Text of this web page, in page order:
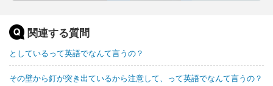
関連する質問
としているって英語でなんて言うの？
その壁から釘が突き出ているから注意して、って英語でなんて言うの？